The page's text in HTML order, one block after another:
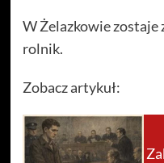
W Żelazkowie
rolnik.
Zobacz artykuł: